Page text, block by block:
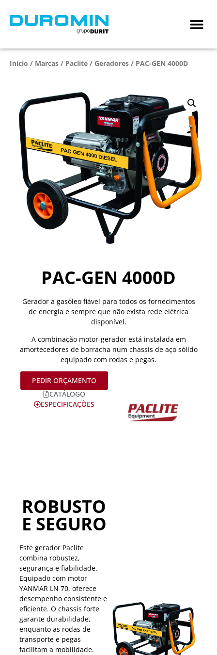
Início / Marcas / Paclite / Geradores / PAC-GEN 4000D
PAC-GEN 4000D
Gerador a gasóleo fiável para todos os fornecimentos
de energia e sempre que não exista rede elétrica
disponível.
A combinação motor-gerador está instalada em
amortecedores de borracha num chassis de aço sólido
equipado com rodas e pegas.
PEDIR ORÇAMENTO
CATÁLOGO
ESPECIFICAÇÕES
ROBUSTO
E SEGURO
Este gerador Paclite
combina robustez,
segurança e fiabilidade.
Equipado com motor
YANMAR LN 70, oferece
desempenho consistente e
eficiente. O chassis forte
garante durabilidade,
enquanto as rodas de
transporte e pegas
facilitam a mobilidade.